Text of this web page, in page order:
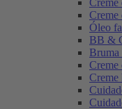
Creme
Creme
Óleo
BB &
Bruma
Creme
Creme